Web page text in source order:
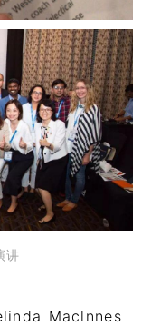
讲
Maclnnes